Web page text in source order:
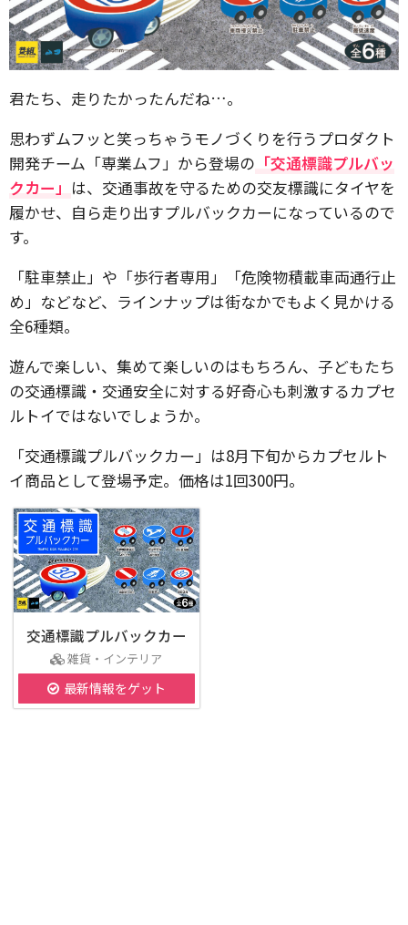
君たち、走りたかったんだね…。
思わずムフッと笑っちゃうモノづくりを行うプロダクト
開発チーム「専業ムフ」から登場の 「交通標識プルバッ
クカー」 は、交通事故を守るための交友標識にタイヤを
履かせ、自ら走り出すプルバックカーになっているので
す。
「駐車禁止」や「歩行者専用」「危険物積載車両通行止
め」などなど、ラインナップは街なかでもよく見かける
全6種類。
遊んで楽しい、集めて楽しいのはもちろん、子どもたち
の交通標識・交通安全に対する好奇心も刺激するカプセ
ルトイではないでしょうか。
「交通標識プルバックカー」は8月下旬からカプセルト
イ商品として登場予定。価格は1回300円。
交通標識プルバックカー
雑貨・インテリア
最新情報をゲット